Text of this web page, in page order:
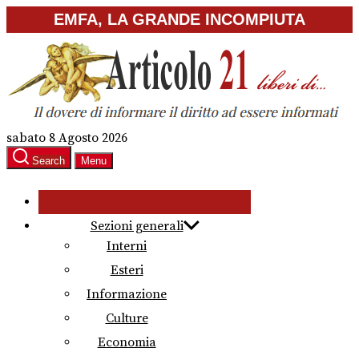
to
content
EMFA, LA GRANDE INCOMPIUTA
sabato 8 Agosto 2026
Search Menu
Sezioni generali
Interni
Esteri
Informazione
Culture
Economia